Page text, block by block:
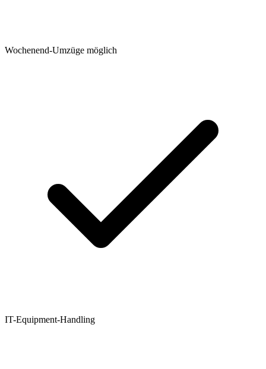
Wochenend-Umzüge möglich
IT-Equipment-Handling